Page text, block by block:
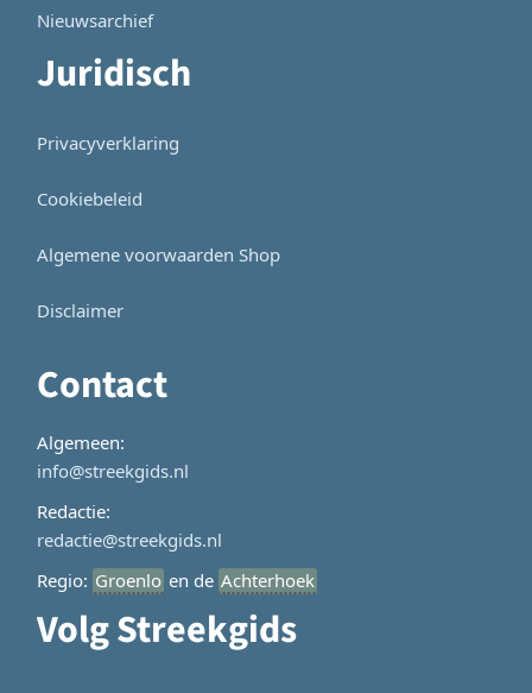
Nieuwsarchief
Juridisch
Privacyverklaring
Cookiebeleid
Algemene voorwaarden Shop
Disclaimer
Contact
Algemeen:
info@streekgids.nl
Redactie:
redactie@streekgids.nl
Regio: Groenlo en de Achterhoek
Volg Streekgids